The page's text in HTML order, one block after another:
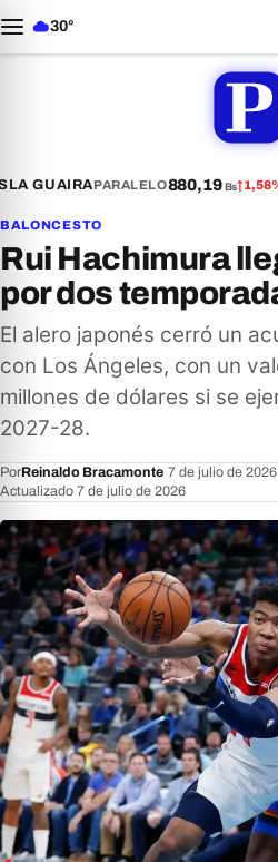
30°
LA GUAIRAPARALELO880,19Bs↑1,58%
BALONCESTO
Rui Hachimura
por dos
El alero japonés cerró un
con Los Ángeles, con un
millones de dólares si se
2027-28.
PorReinaldo Bracamonte 7 de julio de
Actualizado 7 de julio de 2026